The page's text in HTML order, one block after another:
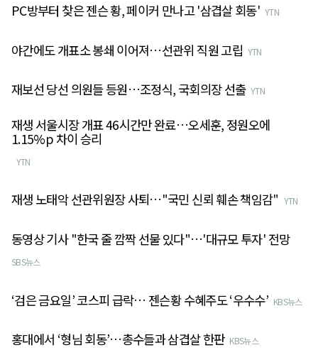
PC방부터 찾은 젠슨 황, 페이커 만나고 '삼겹살 회동' YTN
야간에도 개표소 봉쇄 이어져…선관위 직원 고립 YTN
재보선 당선 의원들 등원…조정식, 국회의장 선출 YTN
재생 서울시장 개표 46시간만 완료…오세훈, 정원오에
1.15%p 차이 승리
YTN
재생 노태악 선관위원장 사퇴…"국민 신뢰 훼손 책임감" YTN
동영상 기사 "한국 줄 깜짝 선물 있다"…'대규모 투자' 전망
SBS뉴스
‘검은 금요일’ 코스피 급락… 젠슨황 수혜주도 ‘우수수’ KBS뉴스
홍대에서 ‘형님 회동’…총수들과 삼겹살 한판 KBS뉴스